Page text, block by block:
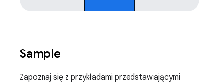
Sample
Zapoznaj się z przykładami przedstawiającymi